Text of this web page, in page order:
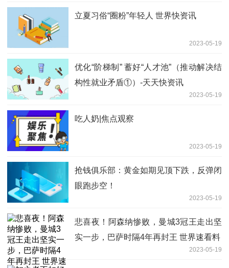
立夏习俗“圈粉”年轻人 世界快资讯
2023-05-19
优化“阶梯制” 蓄好“人才池”（推动解决结
构性就业矛盾①）-天天快资讯
2023-05-19
吃人奶|焦点观察
2023-05-19
抢钱俱乐部：黄金如期见顶下跌，反弹闭
眼跑步空！
2023-05-19
悲喜夜！阿森纳惨败，曼城3冠王走出坚
实一步，巴萨时隔4年再封王 世界速看料
2023-05-19